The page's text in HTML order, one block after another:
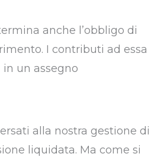
anche l’obbligo di
I contributi ad essa
un assegno
alla nostra gestione di
liquidata. Ma come si